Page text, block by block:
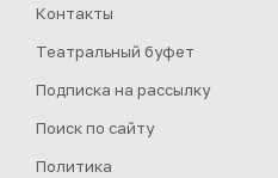
Контакты
Театральный буфет
Подписка на рассылку
Поиск по сайту
Политика